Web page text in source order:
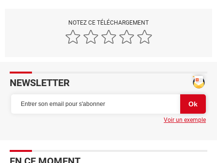
NOTEZ CE TÉLÉCHARGEMENT
NEWSLETTER
Voir un exemple